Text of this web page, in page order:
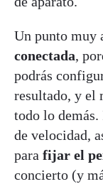
Un punto muy
conectada,
podrás
resultado, y el
todo lo
de velocidad,
para fijar el
concierto (y